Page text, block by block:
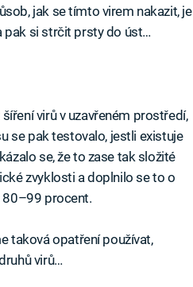
jak se tímto virem nakazit, je
pak si strčit prsty do úst…
virů v uzavřeném prostředí,
se pak testovalo, jestli existuje
se, že to zase tak složité
zvyklosti a doplnilo se to o
80–99 procent.
taková opatření používat,
virů…